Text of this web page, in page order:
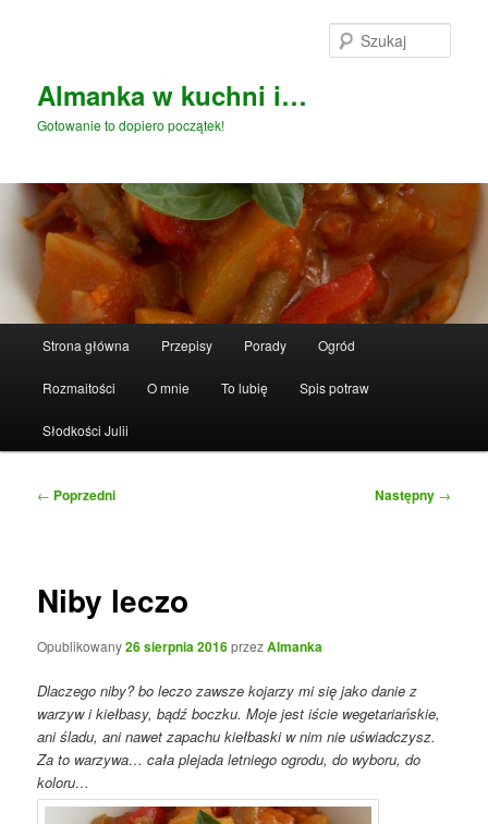
Almanka w kuchni i…
Gotowanie to dopiero początek!
Strona główna Przepisy Porady Ogród
Rozmaitości O mnie To lubię Spis potraw
Słodkości Julii
Nawigacja
← Poprzedni Następny →
Niby leczo
Opublikowany26 sierpnia 2016przezAlmanka
Dlaczego niby? bo leczo zawsze kojarzy mi się jako danie z
warzyw i kiełbasy, bądź boczku. Moje jest iście wegetariańskie,
ani śladu, ani nawet zapachu kiełbaski w nim nie uświadczysz.
Za to warzywa… cała plejada letniego ogrodu, do wyboru, do
koloru…